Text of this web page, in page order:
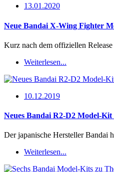
13.01.2020
Neue Bandai X-Wing Fighter
Kurz nach dem offiziellen
Weiterlesen...
10.12.2019
Neues Bandai R2-D2 Model-
Der japanische Hersteller Bandai
Weiterlesen...